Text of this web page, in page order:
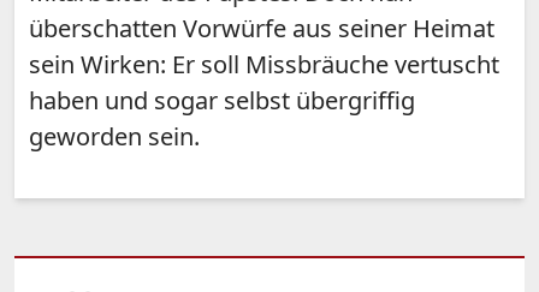
überschatten Vorwürfe aus seiner Heimat
sein Wirken: Er soll Missbräuche vertuscht
haben und sogar selbst übergriffig
geworden sein.